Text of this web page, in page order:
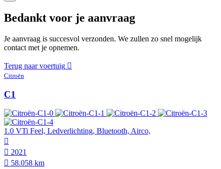
Bedankt voor je aanvraag
Je aanvraag is succesvol verzonden. We zullen zo snel mogelijk
contact met je opnemen.
Terug naar voertuig
Citroën
C1
1.0 VTi Feel, Ledverlichting, Bluetooth, Airco,
2021
58.058 km